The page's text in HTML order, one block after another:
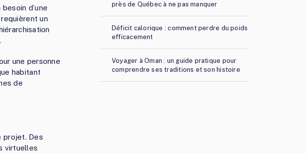
d’une
un
une personne
habitant
de
projet. Des
virtuelles
près de Québec à ne pas manquer
Déficit calorique : comment perdre du poids
efficacement
Voyager à Oman : un guide pratique pour
comprendre ses traditions et son histoire